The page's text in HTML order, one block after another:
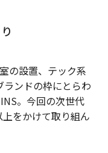
の設置、テック系
ンドの枠にとらわ
。今回の次世代
上をかけて取り組ん